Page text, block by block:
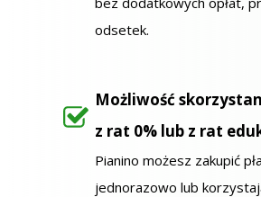
Możliwość
z rat 0% lub z rat
Pianino możesz zakupić
jednorazowo lub
odsetek.